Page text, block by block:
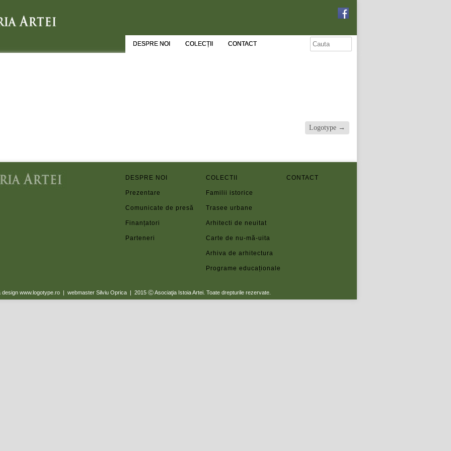
DESPRE NOI COLECȚII CONTACT
Logotype →
DESPRE NOI
Prezentare
Comunicate de presă
Finanțatori
Parteneri
COLECTII
Familii istorice
Trasee urbane
Arhitecti de neuitat
Carte de nu-mă-uita
Arhiva de arhitectura
Programe educaționale
CONTACT
design www.logotype.ro | webmaster Silviu Oprica | 2015 Ⓒ Asociaţia Istoia Artei. Toate drepturile rezervate.